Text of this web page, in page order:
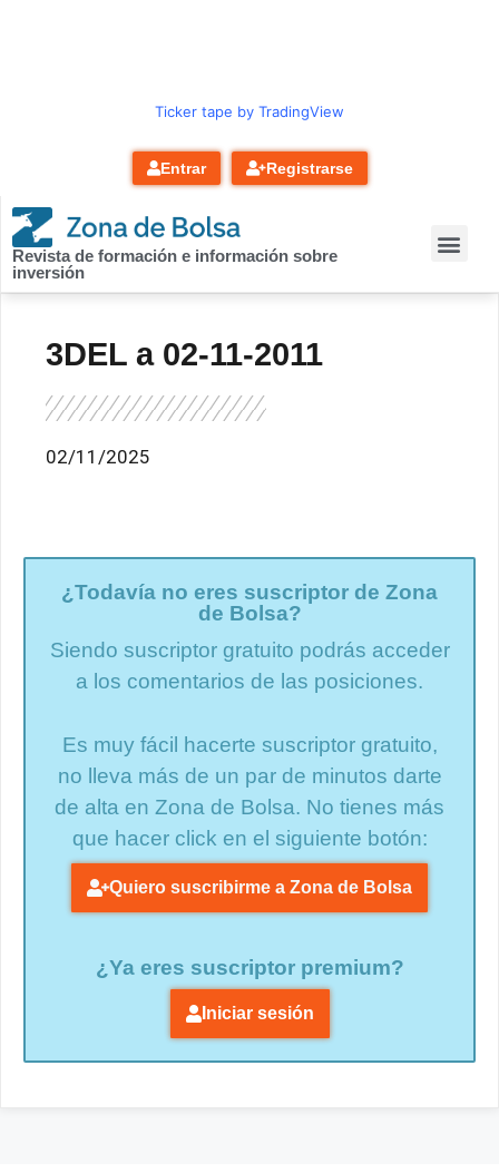
Ticker tape by TradingView
Entrar Registrarse
Revista de formación e información sobre
inversión
3DEL a 02-11-2011
02/11/2025
¿Todavía no eres suscriptor de Zona
de Bolsa?
Siendo suscriptor gratuito podrás acceder
a los comentarios de las posiciones.
Es muy fácil hacerte suscriptor gratuito,
no lleva más de un par de minutos darte
de alta en Zona de Bolsa. No tienes más
que hacer click en el siguiente botón:
Quiero suscribirme a Zona de Bolsa
¿Ya eres suscriptor premium?
Iniciar sesión